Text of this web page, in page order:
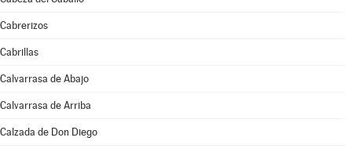
Cabrerizos
Cabrillas
Calvarrasa de Abajo
Calvarrasa de Arriba
Calzada de Don Diego